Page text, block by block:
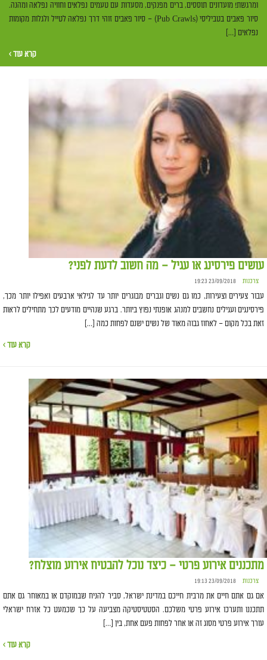
ומרגשת! מועדונים תוססים, ברים מפנקים, מסעדות עם טעמים נפלאים וחוויה נפלאה ומהנה.
סיור פאבים בטביליסי (Pub Crawls) – סיור פאבים זוהי דרך נפלאה לטייל ולגלות מקומות
נפלאים […]
קרא עוד ›
עושים פירסינג או עגיל – מה חשוב לדעת לפני?
צרכנות 23/09/2018 19:23
עבור צעירים וצעירות, כמו גם נשים וגברים מבוגרים יותר עד לגילאי ארבעים ואפילו יותר מכך,
פירסינגים ועגילים נחשבים למנהג אופנתי נפוץ ביותר. ברגע שנהיים מודעים לכך מתחילים לראות
זאת בכל מקום – לאחוז גבוה מאוד של נשים ישנם לפחות כמה […]
קרא עוד ›
מתכננים אירוע פרטי – כיצד נוכל להבטיח אירוע מוצלח?
צרכנות 23/09/2018 19:13
אם גם אתם חיים את מרבית חייכם במדינת ישראל, סביר להניח שבמוקדם או במאוחר גם אתם
תתכננו ותערכו אירוע פרטי משלכם. הסטטיסטיקה מצביעה על כך שכמעט כל אזרח ישראלי
עורך אירוע פרטי מסוג זה או אחר לפחות פעם אחת, בין […]
קרא עוד ›